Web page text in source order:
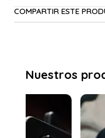
COMPARTIR ESTE